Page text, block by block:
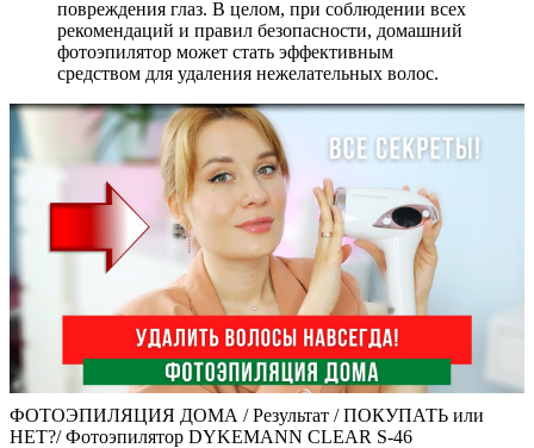
повреждения глаз. В целом, при соблюдении всех
рекомендаций и правил безопасности, домашний
фотоэпилятор может стать эффективным
средством для удаления нежелательных волос.
ФОТОЭПИЛЯЦИЯ ДОМА / Результат / ПОКУПАТЬ или
НЕТ?/ Фотоэпилятор DYKEMANN CLEAR S-46